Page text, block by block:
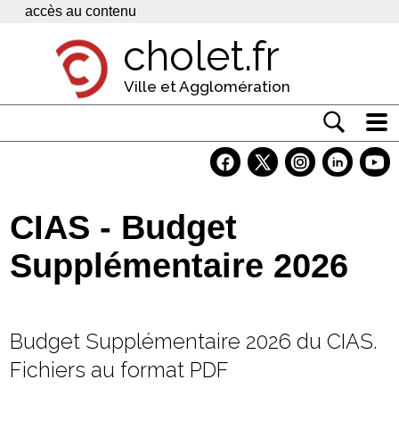
Panneau de gestion des cookies
accès au contenu
cholet.fr
Ville et Agglomération
Economie
Services
CIAS - Budget
Supplémentaire 2026
Budget Supplémentaire 2026 du CIAS.
Fichiers au format PDF